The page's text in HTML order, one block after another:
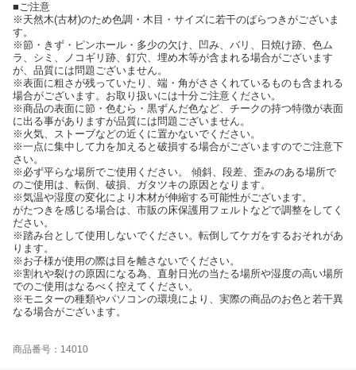
■ご注意
※天然木(古材)のため色調・木目・サイズに若干のばらつきがございま
す。
※節・きず・ピンホール・多少の欠け、凹み、バリ、日焼け跡、色ム
ラ、シミ、ノコギリ跡、釘穴、埋め木等が含まれる場合がございます
が、品質には問題ございません。
※表面に粗さが残っていたり、端・角がささくれているものも含まれる
場合がございます。お取り扱いには十分ご注意ください。
※商品の表面に節・色むら・黒ずんだ色など、チークの持つ特徴が表面
に出る事がありますが品質には問題ございません。
※火気、ストーブなどの近くに置かないでください。
※一点に集中して力を加えると破損する場合がございますのでご注意下
さい。
※必ず平らな場所でご使用ください。 傾斜、段差、歪みのある場所で
のご使用は、転倒、破損、ガタツキの原因となります。
※気温や湿度の変化により木材が伸縮する可能性がございます。
がたつきを感じる場合は、市販の床保護用フェルトなどで調整をしてく
ださい。
※踏み台として使用しないでください。転倒してケガをするおそれがあ
ります。
※お子様が使用の際は目を離さないでください。
※割れや裂けの原因になる為、直射日光の当たる場所や湿度の高い場所
でのご使用はなるべく控えてください。
※モニターの種類やパソコンの環境により、実際の商品のお色と若干異
なる場合がございます。
商品番号：14010